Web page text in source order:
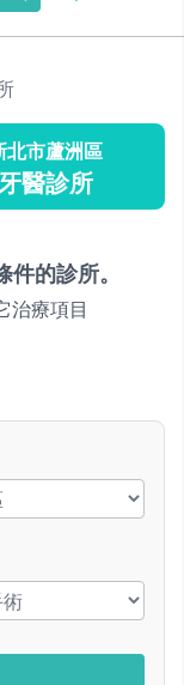
北市蘆洲區
牙醫診所
的診所。
治療項目